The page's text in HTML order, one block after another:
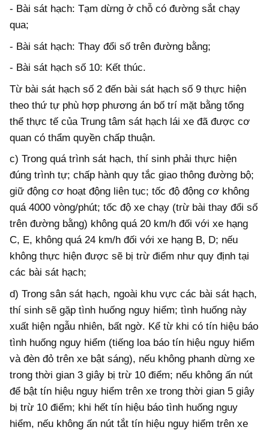
- Bài sát hạch: Tạm dừng ở chỗ có đường sắt chạy
qua;
- Bài sát hạch: Thay đổi số trên đường bằng;
- Bài sát hạch số 10: Kết thúc.
Từ bài sát hạch số 2 đến bài sát hạch số 9 thực hiện
theo thứ tự phù hợp phương án bố trí mặt bằng tổng
thể thực tế của Trung tâm sát hạch lái xe đã được cơ
quan có thẩm quyền chấp thuận.
c) Trong quá trình sát hạch, thí sinh phải thực hiện
đúng trình tự; chấp hành quy tắc giao thông đường bộ;
giữ động cơ hoạt động liên tục; tốc độ động cơ không
quá 4000 vòng/phút; tốc độ xe chạy (trừ bài thay đổi số
trên đường bằng) không quá 20 km/h đối với xe hạng
C, E, không quá 24 km/h đối với xe hạng B, D; nếu
không thực hiện được sẽ bị trừ điểm như quy định tại
các bài sát hạch;
d) Trong sân sát hạch, ngoài khu vực các bài sát hạch,
thí sinh sẽ gặp tình huống nguy hiểm; tình huống này
xuất hiện ngẫu nhiên, bất ngờ. Kể từ khi có tín hiệu báo
tình huống nguy hiểm (tiếng loa báo tín hiệu nguy hiểm
và đèn đỏ trên xe bật sáng), nếu không phanh dừng xe
trong thời gian 3 giây bị trừ 10 điểm; nếu không ấn nút
để bật tín hiệu nguy hiểm trên xe trong thời gian 5 giây
bị trừ 10 điểm; khi hết tín hiệu báo tình huống nguy
hiểm, nếu không ấn nút tắt tín hiệu nguy hiểm trên xe